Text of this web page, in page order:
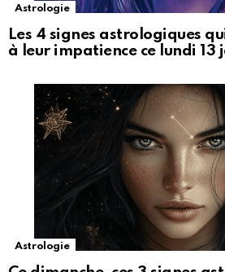
Astrologie
Les 4 signes astrologiques
à leur impatience ce lundi 13
Astrologie